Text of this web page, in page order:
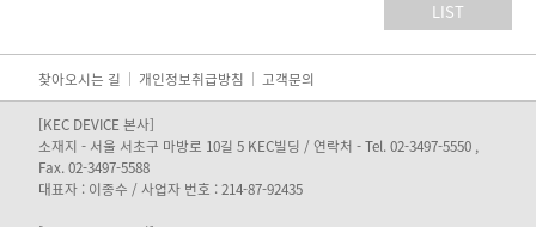
LIST
찾아오시는 길 개인정보취급방침 고객문의
[KEC DEVICE 본사]
소재지 - 서울 서초구 마방로 10길 5 KEC빌딩 / 연락처 - Tel. 02-3497-5550 ,
Fax. 02-3497-5588
대표자 : 이종수 / 사업자 번호 : 214-87-92435